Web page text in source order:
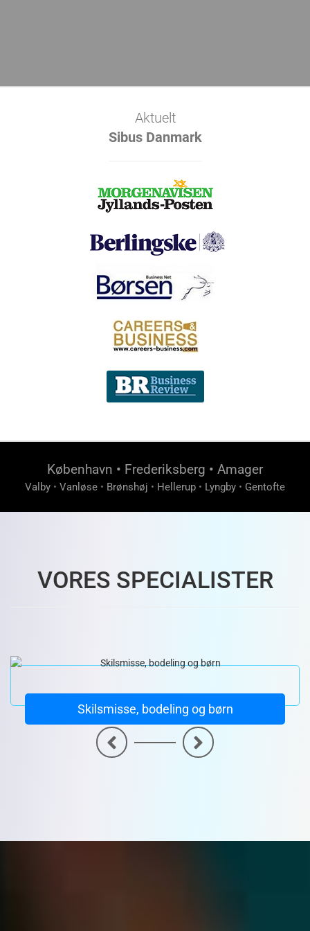
Aktuelt
Sibus Danmark
København • Frederiksberg • Amager
Valby • Vanløse • Brønshøj • Hellerup • Lyngby • Gentofte
VORES SPECIALISTER
Skilsmisse, bodeling og børn
<